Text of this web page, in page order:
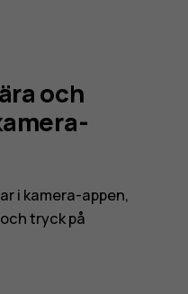
och
i kamera-appen,
tryck på